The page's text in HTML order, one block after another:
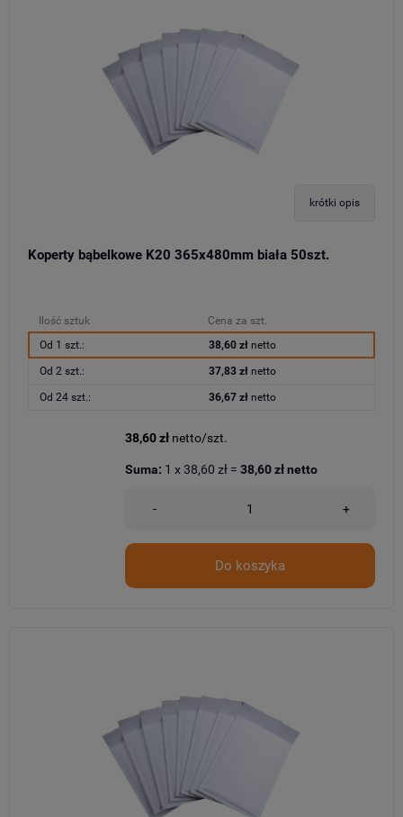
krótki opis
Koperty bąbelkowe K20 365x480mm biała 50szt.
Ilość sztuk
Cena za szt.
Od 1 szt.:
38,60 złnetto
Od 2 szt.: 37,83 złnetto
Od 24 szt.: 36,67 złnetto
38,60 zł netto/szt.
- +
Do koszyka
Suma: 1 x38,60 zł = 38,60 złnetto